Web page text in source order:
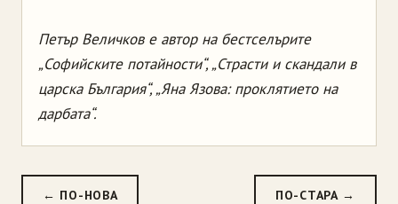
Петър Величков е автор на бестселърите
„Софийските потайности“, „Страсти и скандали в
царска България“, „Яна Язова: проклятието на
дарбата“.
← ПО-НОВА ПО-СТАРА →